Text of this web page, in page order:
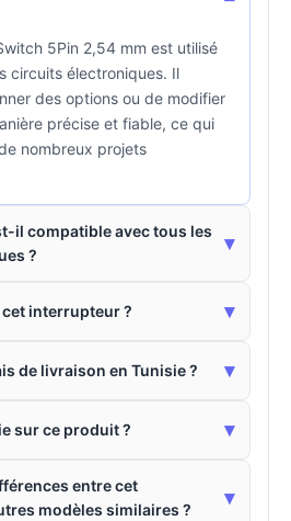
5Pin 2,54 mm est utilisé
circuits électroniques. Il
des options ou de modifier
précise et fiable, ce qui
nombreux projets
il compatible avec tous les
?
▾
interrupteur ? ▾
de livraison en Tunisie ? ▾
sur ce produit ? ▾
entre cet
modèles similaires ?
▾